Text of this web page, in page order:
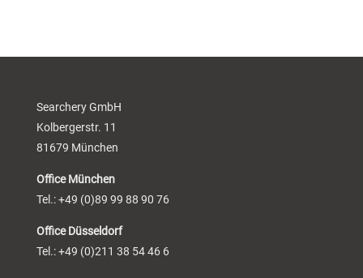
Searchery GmbH
Kolbergerstr. 11
81679 München
Office München
Tel.: +49 (0)89 99 88 90 76
Office Düsseldorf
Tel.: +49 (0)211 38 54 46 6